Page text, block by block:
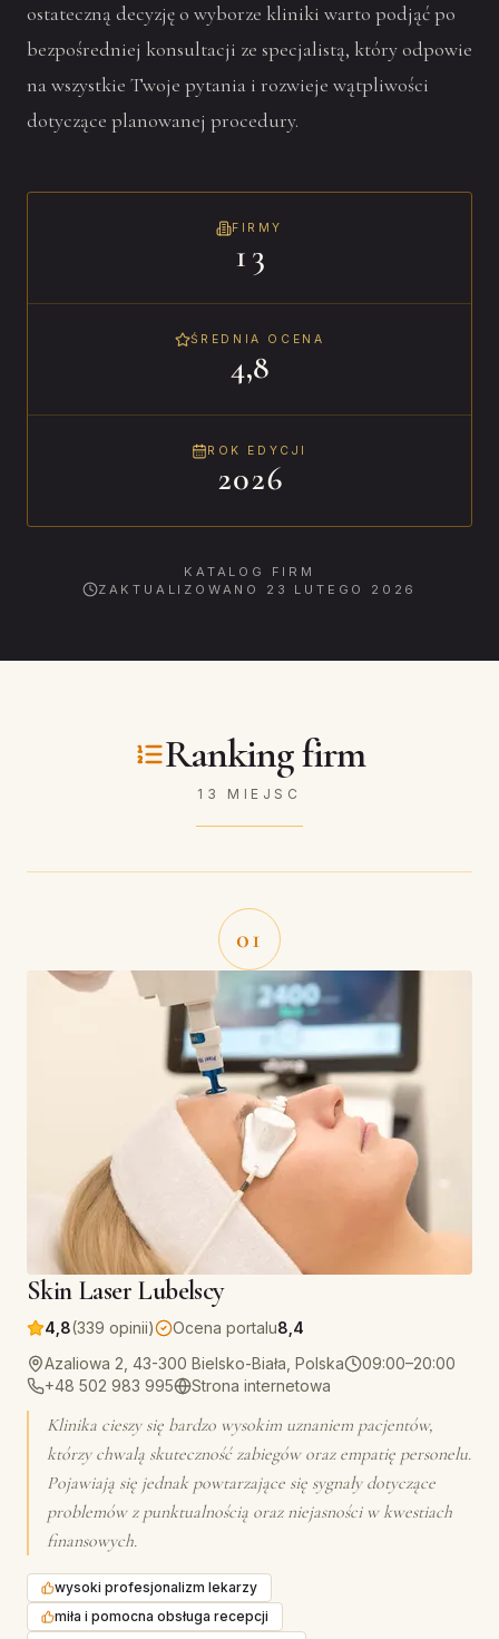
ostateczną decyzję o wyborze kliniki warto podjąć po
bezpośredniej konsultacji ze specjalistą, który odpowie
na wszystkie Twoje pytania i rozwieje wątpliwości
dotyczące planowanej procedury.
FIRMY
13
ŚREDNIA OCENA
4,8
ROK EDYCJI
2026
KATALOG FIRM
ZAKTUALIZOWANO
23 LUTEGO 2026
Ranking firm
13 MIEJSC
01
Skin Laser Lubelscy
4,8(339 opinii) Ocena portalu8,4
Azaliowa 2, 43-300 Bielsko-Biała, Polska
09:00–20:00
+48 502 983 995
Strona internetowa
Klinika cieszy się bardzo wysokim uznaniem pacjentów,
którzy chwalą skuteczność zabiegów oraz empatię personelu.
Pojawiają się jednak powtarzające się sygnały dotyczące
problemów z punktualnością oraz niejasności w kwestiach
finansowych.
wysoki profesjonalizm lekarzy
miła i pomocna obsługa recepcji